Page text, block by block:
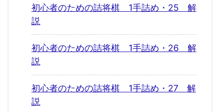
初心者のための詰将棋 1手詰め・25 解
説
初心者のための詰将棋 1手詰め・26 解
説
初心者のための詰将棋 1手詰め・27 解
説